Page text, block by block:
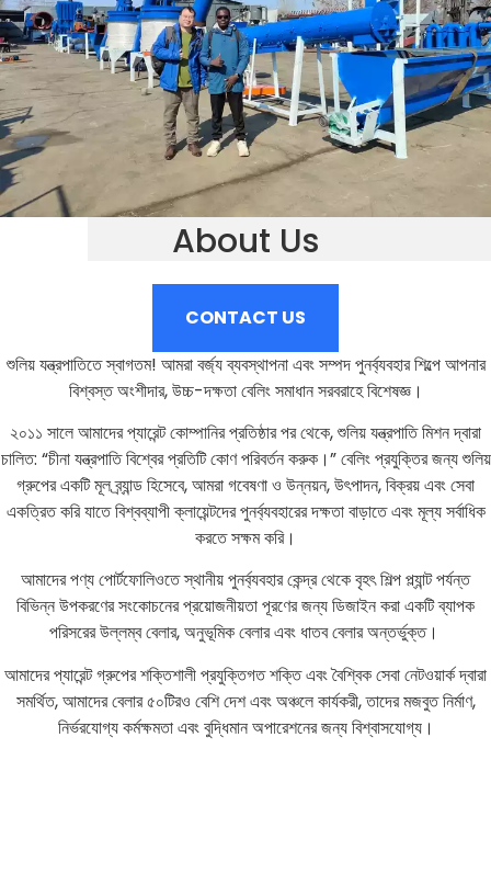
About Us
CONTACT US
শুলিয় যন্ত্রপাতিতে স্বাগতম! আমরা বর্জ্য ব্যবস্থাপনা এবং সম্পদ পুনর্ব্যবহার শিল্পে আপনার
বিশ্বস্ত অংশীদার, উচ্চ-দক্ষতা বেলিং সমাধান সরবরাহে বিশেষজ্ঞ।
২০১১ সালে আমাদের প্যারেন্ট কোম্পানির প্রতিষ্ঠার পর থেকে, শুলিয় যন্ত্রপাতি মিশন দ্বারা
চালিত: “চীনা যন্ত্রপাতি বিশ্বের প্রতিটি কোণ পরিবর্তন করুক।” বেলিং প্রযুক্তির জন্য শুলিয়
গ্রুপের একটি মূল ব্র্যান্ড হিসেবে, আমরা গবেষণা ও উন্নয়ন, উৎপাদন, বিক্রয় এবং সেবা
একত্রিত করি যাতে বিশ্বব্যাপী ক্লায়েন্টদের পুনর্ব্যবহারের দক্ষতা বাড়াতে এবং মূল্য সর্বাধিক
করতে সক্ষম করি।
আমাদের পণ্য পোর্টফোলিওতে স্থানীয় পুনর্ব্যবহার কেন্দ্র থেকে বৃহৎ শিল্প প্ল্যান্ট পর্যন্ত
বিভিন্ন উপকরণের সংকোচনের প্রয়োজনীয়তা পূরণের জন্য ডিজাইন করা একটি ব্যাপক
পরিসরের উল্লম্ব বেলার, অনুভূমিক বেলার এবং ধাতব বেলার অন্তর্ভুক্ত।
আমাদের প্যারেন্ট গ্রুপের শক্তিশালী প্রযুক্তিগত শক্তি এবং বৈশ্বিক সেবা নেটওয়ার্ক দ্বারা
সমর্থিত, আমাদের বেলার ৫০টিরও বেশি দেশ এবং অঞ্চলে কার্যকরী, তাদের মজবুত নির্মাণ,
নির্ভরযোগ্য কর্মক্ষমতা এবং বুদ্ধিমান অপারেশনের জন্য বিশ্বাসযোগ্য।